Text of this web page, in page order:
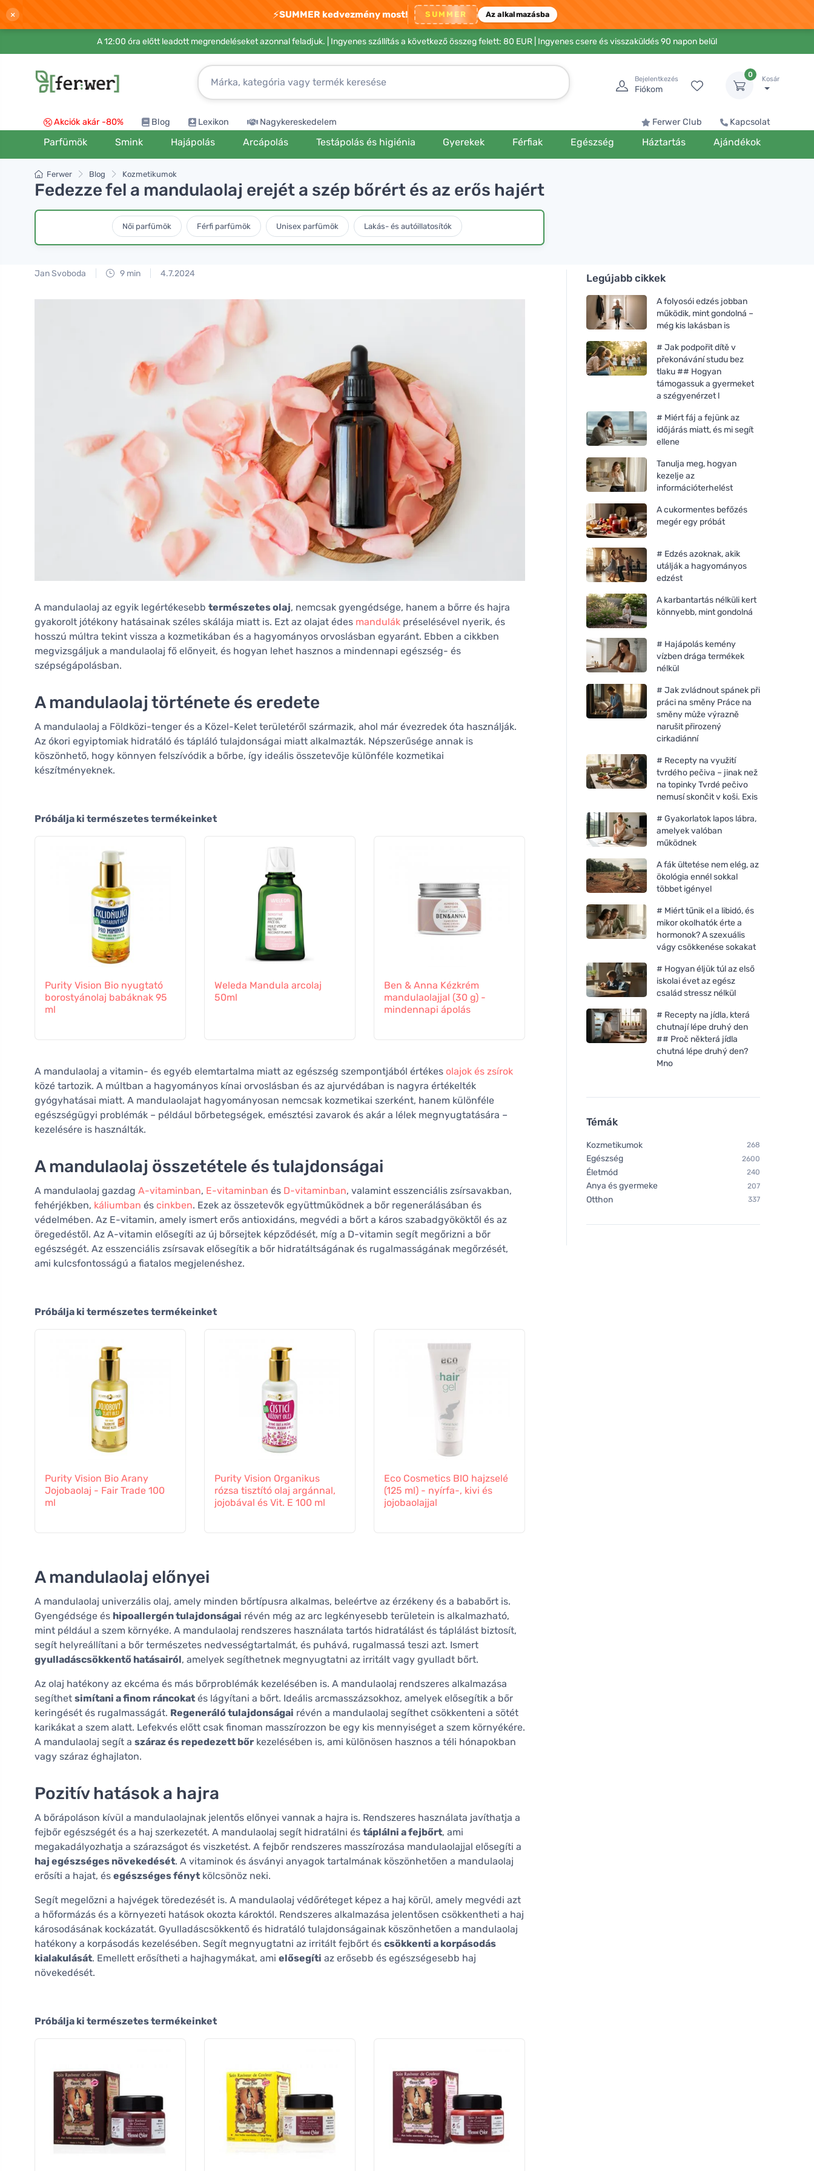
× ⚡SUMMER kedvezmény most! SUMMER Az alkalmazásba
A 12:00 óra előtt leadott megrendeléseket azonnal feladjuk. | Ingyenes szállítás a következő összeg felett: 80 EUR | Ingyenes csere és visszaküldés 90 napon belül
Bejelentkezés
Fiókom
0
Kosár
Akciók akár -80% Blog Lexikon Nagykereskedelem Ferwer Club Kapcsolat
Parfümök Smink Hajápolás Arcápolás Testápolás és higiénia Gyerekek Férfiak Egészség Háztartás Ajándékok
Ferwer Blog Kozmetikumok
Fedezze fel a mandulaolaj erejét a szép bőrért és az erős hajért
Női parfümök Férfi parfümök Unisex parfümök Lakás- és autóillatosítók
Jan Svoboda 9 min 4.7.2024
A mandulaolaj az egyik legértékesebb természetes olaj, nemcsak gyengédsége, hanem a bőrre és hajra
gyakorolt jótékony hatásainak széles skálája miatt is. Ezt az olajat édes mandulák préselésével nyerik, és
hosszú múltra tekint vissza a kozmetikában és a hagyományos orvoslásban egyaránt. Ebben a cikkben
megvizsgáljuk a mandulaolaj fő előnyeit, és hogyan lehet hasznos a mindennapi egészség- és
szépségápolásban.
A mandulaolaj története és eredete
A mandulaolaj a Földközi-tenger és a Közel-Kelet területéről származik, ahol már évezredek óta használják.
Az ókori egyiptomiak hidratáló és tápláló tulajdonságai miatt alkalmazták. Népszerűsége annak is
köszönhető, hogy könnyen felszívódik a bőrbe, így ideális összetevője különféle kozmetikai
készítményeknek.
Próbálja ki természetes termékeinket
Purity Vision Bio nyugtató
borostyánolaj babáknak 95
ml
Weleda Mandula arcolaj
50ml
Ben & Anna Kézkrém
mandulaolajjal (30 g) -
mindennapi ápolás
Kvitok Mandulaolaj (50 ml) -
hidegen sajtolva
Kvitok Hámlasztó
- mandula- és
sárgabarackolajjal
A mandulaolaj a vitamin- és egyéb elemtartalma miatt az egészség szempontjából értékes olajok és zsírok
közé tartozik. A múltban a hagyományos kínai orvoslásban és az ajurvédában is nagyra értékelték
gyógyhatásai miatt. A mandulaolajat hagyományosan nemcsak kozmetikai szerként, hanem különféle
egészségügyi problémák – például bőrbetegségek, emésztési zavarok és akár a lélek megnyugtatására –
kezelésére is használták.
A mandulaolaj összetétele és tulajdonságai
A mandulaolaj gazdag A-vitaminban, E-vitaminban és D-vitaminban, valamint esszenciális zsírsavakban,
fehérjékben, káliumban és cinkben. Ezek az összetevők együttműködnek a bőr regenerálásában és
védelmében. Az E-vitamin, amely ismert erős antioxidáns, megvédi a bőrt a káros szabadgyököktől és az
öregedéstől. Az A-vitamin elősegíti az új bőrsejtek képződését, míg a D-vitamin segít megőrizni a bőr
egészségét. Az esszenciális zsírsavak elősegítik a bőr hidratáltságának és rugalmasságának megőrzését,
ami kulcsfontosságú a fiatalos megjelenéshez.
Próbálja ki természetes termékeinket
Purity Vision Bio Arany
Jojobaolaj - Fair Trade 100
ml
Purity Vision Organikus
rózsa tisztító olaj argánnal,
jojobával és Vit. E 100 ml
Eco Cosmetics BIO hajzselé
(125 ml) - nyírfa-, kivi és
jojobaolajjal
A mandulaolaj előnyei
A mandulaolaj univerzális olaj, amely minden bőrtípusra alkalmas, beleértve az érzékeny és a bababőrt is.
Gyengédsége és hipoallergén tulajdonságai révén még az arc legkényesebb területein is alkalmazható,
mint például a szem környéke. A mandulaolaj rendszeres használata tartós hidratálást és táplálást biztosít,
segít helyreállítani a bőr természetes nedvességtartalmát, és puhává, rugalmassá teszi azt. Ismert
gyulladáscsökkentő hatásairól, amelyek segíthetnek megnyugtatni az irritált vagy gyulladt bőrt.
Az olaj hatékony az ekcéma és más bőrproblémák kezelésében is. A mandulaolaj rendszeres alkalmazása
segíthet simítani a finom ráncokat és lágyítani a bőrt. Ideális arcmasszázsokhoz, amelyek elősegítik a bőr
keringését és rugalmasságát. Regeneráló tulajdonságai révén a mandulaolaj segíthet csökkenteni a sötét
karikákat a szem alatt. Lefekvés előtt csak finoman masszírozzon be egy kis mennyiséget a szem környékére.
A mandulaolaj segít a száraz és repedezett bőr kezelésében is, ami különösen hasznos a téli hónapokban
vagy száraz éghajlaton.
Pozitív hatások a hajra
A bőrápoláson kívül a mandulaolajnak jelentős előnyei vannak a hajra is. Rendszeres használata javíthatja a
fejbőr egészségét és a haj szerkezetét. A mandulaolaj segít hidratálni és táplálni a fejbőrt, ami
megakadályozhatja a szárazságot és viszketést. A fejbőr rendszeres masszírozása mandulaolajjal elősegíti a
haj egészséges növekedését. A vitaminok és ásványi anyagok tartalmának köszönhetően a mandulaolaj
erősíti a hajat, és egészséges fényt kölcsönöz neki.
Segít megelőzni a hajvégek töredezését is. A mandulaolaj védőréteget képez a haj körül, amely megvédi azt
a hőformázás és a környezeti hatások okozta károktól. Rendszeres alkalmazása jelentősen csökkentheti a haj
károsodásának kockázatát. Gyulladáscsökkentő és hidratáló tulajdonságainak köszönhetően a mandulaolaj
hatékony a korpásodás kezelésében. Segít megnyugtatni az irritált fejbőrt és csökkenti a korpásodás
kialakulását. Emellett erősítheti a hajhagymákat, ami elősegíti az erősebb és egészségesebb haj
növekedését.
Próbálja ki természetes termékeinket
Legújabb cikkek
A folyosói edzés jobban
működik, mint gondolná –
még kis lakásban is
# Jak podpořit dítě v
překonávání studu bez
tlaku ## Hogyan
támogassuk a gyermeket
a szégyenérzet l
# Miért fáj a fejünk az
időjárás miatt, és mi segít
ellene
Tanulja meg, hogyan
kezelje az
információterhelést
A cukormentes befőzés
megér egy próbát
# Edzés azoknak, akik
utálják a hagyományos
edzést
A karbantartás nélküli kert
könnyebb, mint gondolná
# Hajápolás kemény
vízben drága termékek
nélkül
# Jak zvládnout spánek při
práci na směny Práce na
směny může výrazně
narušit přirozený
cirkadiánní
# Recepty na využití
tvrdého pečiva – jinak než
na topinky Tvrdé pečivo
nemusí skončit v koši. Exis
# Gyakorlatok lapos lábra,
amelyek valóban
működnek
A fák ültetése nem elég, az
ökológia ennél sokkal
többet igényel
# Miért tűnik el a libidó, és
mikor okolhatók érte a
hormonok? A szexuális
vágy csökkenése sokakat
# Hogyan éljük túl az első
iskolai évet az egész
család stressz nélkül
# Recepty na jídla, která
chutnají lépe druhý den
## Proč některá jídla
chutná lépe druhý den?
Mno
Témák
Kozmetikumok 268
Egészség 2600
Életmód 240
Anya és gyermeke 207
Otthon 337